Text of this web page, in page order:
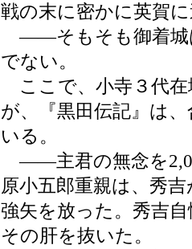
戦の末に密かに英賀
――そもそも御着城
でない。
ここで、小寺３代在
が、『黒田伝記』は
いる。
――主君の無念を
原小五郎重親は、秀
強矢を放った。秀吉
その肝を抜いた。